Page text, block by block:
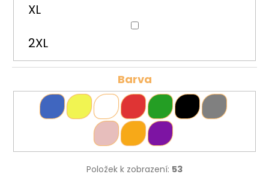
XL
2XL
Barva
Položek k zobrazení: 53